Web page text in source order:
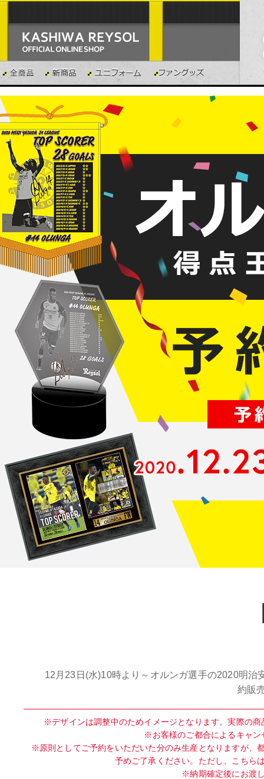
12月23日(水)10時より～オルンガ選手の2020明
約販
※デザインは調整中のためイメージとなります。実際の
※お客様のご都合によるキャン
※原則としてご予約をいただいた分のみ生産となりますが、
予めご了承ください。ただし、こちら
※納期確定後にお渡